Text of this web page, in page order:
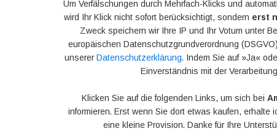
Um Verfälschungen durch Mehrfach-Klicks und
wird Ihr Klick nicht sofort berücksichtigt, sondern erst
Zweck speichern wir Ihre IP und Ihr Votum unter
europäischen Datenschutzgrundverordnung
unsererDatenschutzerklärung. Indem Sie auf »Ja«
Einverständnis mit der
Klicken Sie auf die folgenden Links, um sich bei
informieren. Erst wenn Sie dort etwas kaufen, erhalte
eine kleine Provision. Danke für Ihre